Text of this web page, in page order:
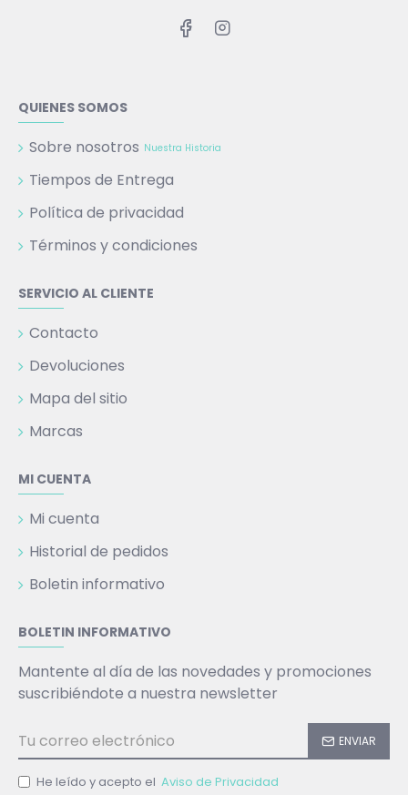
QUIENES SOMOS
Sobre nosotros Nuestra Historia
Tiempos de Entrega
Política de privacidad
Términos y condiciones
SERVICIO AL CLIENTE
Contacto
Devoluciones
Mapa del sitio
Marcas
MI CUENTA
Mi cuenta
Historial de pedidos
Boletin informativo
BOLETIN INFORMATIVO
Mantente al día de las novedades y promociones
suscribiéndote a nuestra newsletter
ENVIAR
He leído y acepto el Aviso de Privacidad